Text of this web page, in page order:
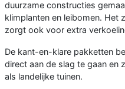
duurzame constructies
klimplanten en leibomen. Het
zorgt ook voor extra
De kant-en-klare pakketten
direct aan de slag te gaan en
als landelijke tuinen.